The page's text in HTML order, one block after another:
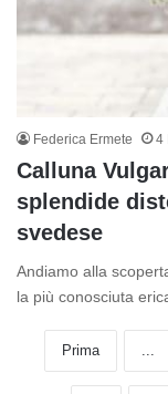
Federica Ermete 4
Calluna
splendide
svedese
Andiamo alla
la più conosciuta
Prima